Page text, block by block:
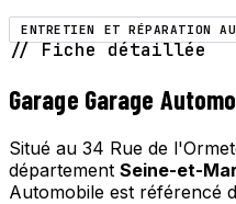
ENTRETIEN ET RÉPARATION
// Fiche détaillée
Garage Garage
Situé au 34 Rue de
département Seine-et-
Automobile est référencé